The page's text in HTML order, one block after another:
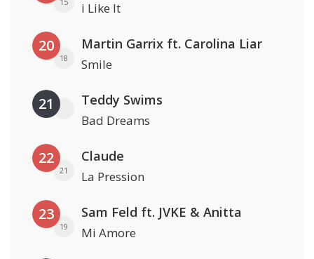
i Like It
20
18
Martin Garrix ft. Carolina Liar
Smile
21 Teddy Swims
Bad Dreams
22
21
Claude
La Pression
23
19
Sam Feld ft. JVKE & Anitta
Mi Amore